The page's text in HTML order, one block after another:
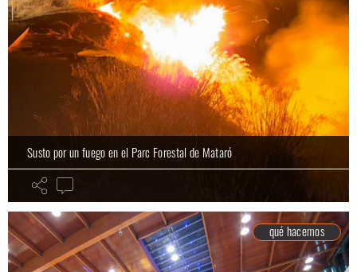
Susto por un fuego en el Parc Forestal de Mataró
qué hacemos